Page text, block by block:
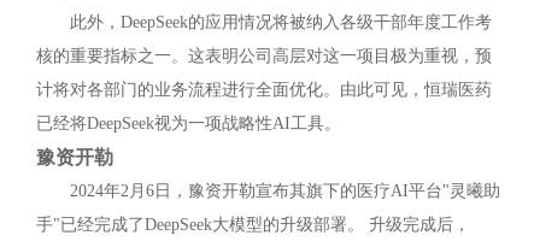
此外，DeepSeek的应用情况将被纳入各级干部年度工作考
核的重要指标之一。这表明公司高层对这一项目极为重视，预
计将对各部门的业务流程进行全面优化。由此可见，恒瑞医药
已经将DeepSeek视为一项战略性AI工具。
豫资开勒
2024年2月6日，豫资开勒宣布其旗下的医疗AI平台"灵曦助
手"已经完成了DeepSeek大模型的升级部署。 升级完成后，